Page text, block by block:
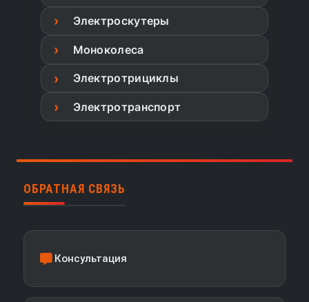
Электроскутеры
Моноколеса
Электротрициклы
Электротранспорт
ОБРАТНАЯ СВЯЗЬ
Консультация